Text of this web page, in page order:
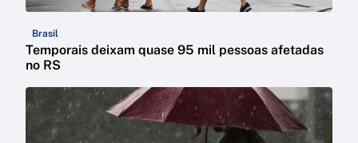
Brasil
Temporais deixam quase 95 mil pessoas afetadas
no RS